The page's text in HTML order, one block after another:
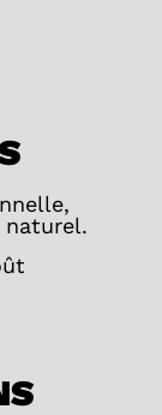
naturel.